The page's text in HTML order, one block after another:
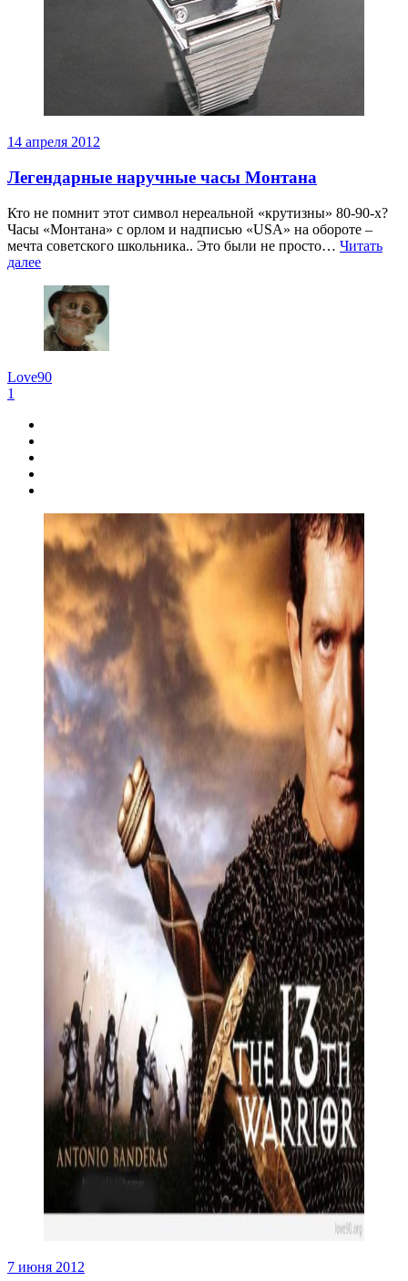
14 апреля 2012
Легендарные наручные часы Монтана
Кто не помнит этот символ нереальной «крутизны» 80-90-х?
Часы «Монтана» с орлом и надписью «USA» на обороте –
мечта советского школьника.. Это были не просто… Читать
далее
Love90
1
7 июня 2012